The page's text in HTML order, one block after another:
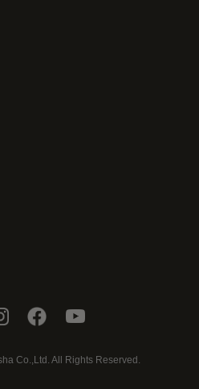
Co.,Ltd. All Rights Reserved.